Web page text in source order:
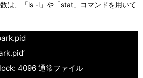
は、「ls -l」や「stat」コマンドを用いて
4096 通常ファイル